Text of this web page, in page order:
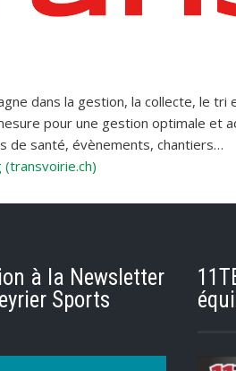
dans la gestion, la collecte, le
pour une gestion optimale et
de santé, évènements, chantiers…
à la Newsletter
Sports